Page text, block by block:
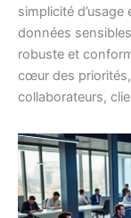
simplicité
données
robuste et
cœur des
collaborateurs,